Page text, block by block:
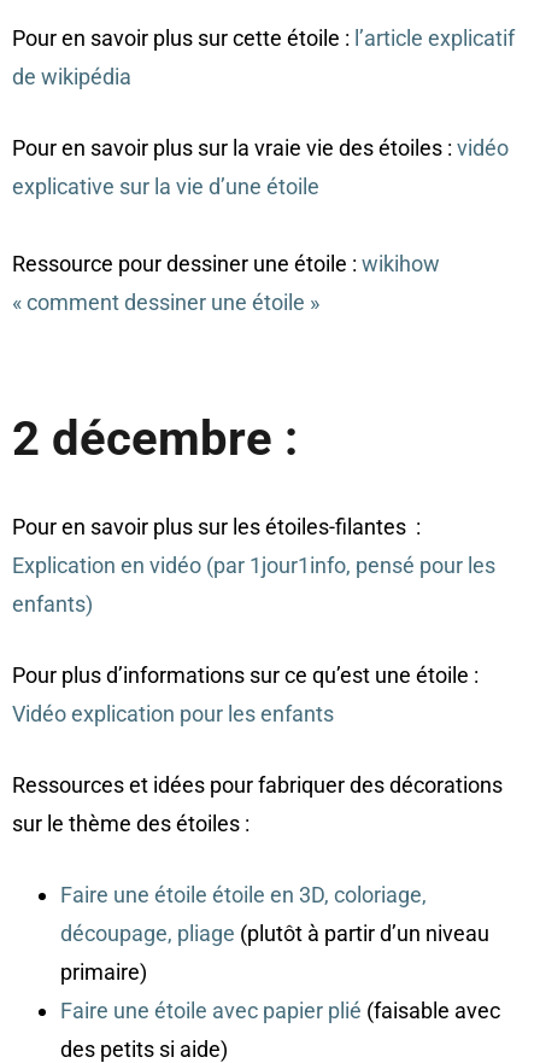
Pour en savoir plus sur cette étoile : l’article explicatif
de wikipédia
Pour en savoir plus sur la vraie vie des étoiles : vidéo
explicative sur la vie d’une étoile
Ressource pour dessiner une étoile : wikihow
« comment dessiner une étoile »
2 décembre :
Pour en savoir plus sur les étoiles-filantes :
Explication en vidéo (par 1jour1info, pensé pour les
enfants)
Pour plus d’informations sur ce qu’est une étoile :
Vidéo explication pour les enfants
Ressources et idées pour fabriquer des décorations
sur le thème des étoiles :
Faire une étoile étoile en 3D, coloriage,
découpage, pliage (plutôt à partir d’un niveau
primaire)
Faire une étoile avec papier plié (faisable avec
des petits si aide)